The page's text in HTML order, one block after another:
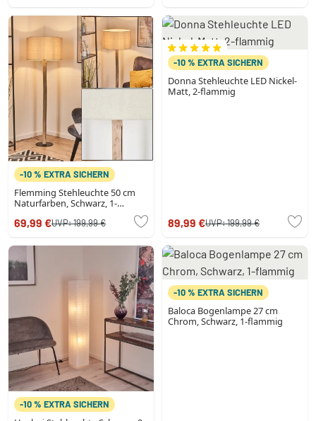
-10 % EXTRA SICHERN
Flemming Stehleuchte 50 cm
Naturfarben, Schwarz, 1-
69,99 €UVP:199,99 €
-10 % EXTRA SICHERN
Donna Stehleuchte LED Nickel-
Matt, 2-flammig
89,99 €UVP:199,99 €
-10 % EXTRA SICHERN
-10 % EXTRA SICHERN
Baloca Bogenlampe 27 cm
Chrom, Schwarz, 1-flammig